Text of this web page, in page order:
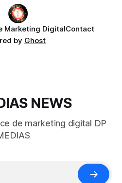
Marketing DigitalContact
by Ghost
NEWS
de marketing digital DP